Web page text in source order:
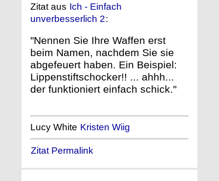
Zitat aus Ich - Einfach
unverbesserlich 2:
"Nennen Sie Ihre Waffen erst
beim Namen, nachdem Sie sie
abgefeuert haben. Ein Beispiel:
Lippenstiftschocker!! ... ahhh...
der funktioniert einfach schick."
Lucy White Kristen Wiig
Zitat Permalink